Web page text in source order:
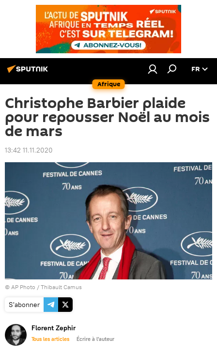
Afrique
FR
Christophe Barbier plaide
pour repousser Noël au mois
de mars
13:42 11.11.2020
© AP Photo / Thibault Camus
S'abonner
Florent Zephir
Tous les articles Écrire à l'auteur